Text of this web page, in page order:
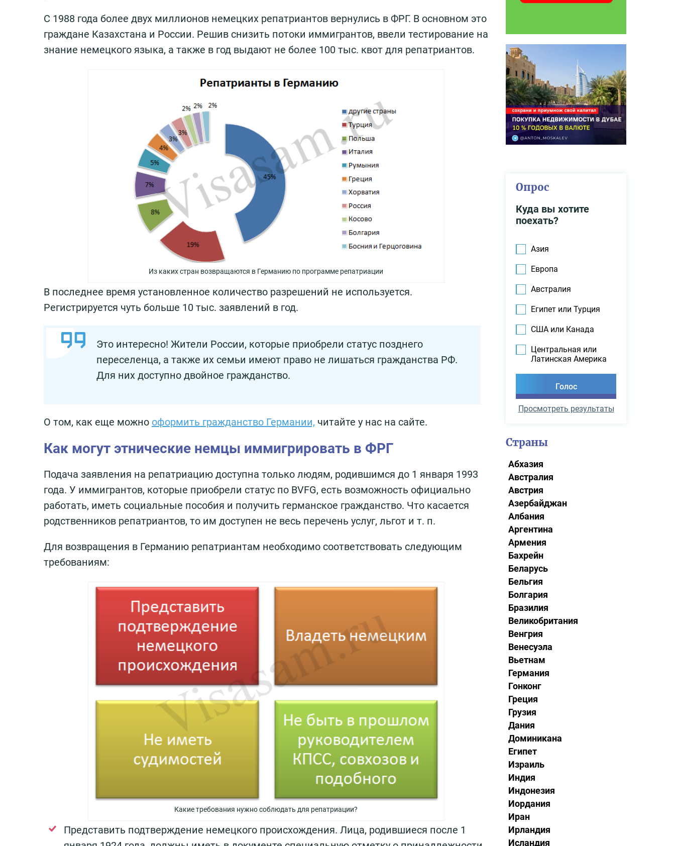
С 1988 года более двух миллионов немецких репатриантов вернулись в ФРГ. В основном это
граждане Казахстана и России. Решив снизить потоки иммигрантов, ввели тестирование на
знание немецкого языка, а также в год выдают не более 100 тыс. квот для репатриантов.
Из каких стран возвращаются в Германию по программе репатриации
В последнее время установленное количество разрешений не используется.
Регистрируется чуть больше 10 тыс. заявлений в год.
Это интересно! Жители России, которые приобрели статус позднего
переселенца, а также их семьи имеют право не лишаться гражданства РФ.
Для них доступно двойное гражданство.
О том, как еще можно оформить гражданство Германии, читайте у нас на сайте.
Как могут этнические немцы иммигрировать в ФРГ
Подача заявления на репатриацию доступна только людям, родившимся до 1 января 1993
года. У иммигрантов, которые приобрели статус по BVFG, есть возможность официально
работать, иметь социальные пособия и получить германское гражданство. Что касается
родственников репатриантов, то им доступен не весь перечень услуг, льгот и т. п.
Для возвращения в Германию репатриантам необходимо соответствовать следующим
требованиям:
Какие требования нужно соблюдать для репатриации?
Представить подтверждение немецкого происхождения. Лица, родившиеся после 1
Опрос
Куда вы хотите
поехать?
Азия
Европа
Австралия
Египет или Турция
США или Канада
Центральная или
Латинская Америка
Просмотреть результаты
Страны
Абхазия
Австралия
Австрия
Азербайджан
Албания
Аргентина
Армения
Бахрейн
Беларусь
Бельгия
Болгария
Бразилия
Великобритания
Венгрия
Венесуэла
Вьетнам
Германия
Гонконг
Греция
Грузия
Дания
Доминикана
Египет
Израиль
Индия
Индонезия
Иордания
Иран
Ирландия
Исландия